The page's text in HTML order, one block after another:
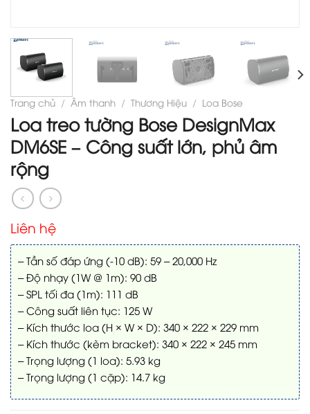
Trang chủ / Âm thanh / Thương Hiệu / Loa Bose
Loa treo tường Bose DesignMax
DM6SE – Công suất lớn, phủ âm
rộng
Liên hệ
– Tần số đáp ứng (-10 dB): 59 – 20,000 Hz
– Độ nhạy (1W @ 1m): 90 dB
– SPL tối đa (1m): 111 dB
– Công suất liên tục: 125 W
– Kích thước loa (H × W × D): 340 × 222 × 229 mm
– Kích thước (kèm bracket): 340 × 222 × 245 mm
– Trọng lượng (1 loa): 5.93 kg
– Trọng lượng (1 cặp): 14.7 kg